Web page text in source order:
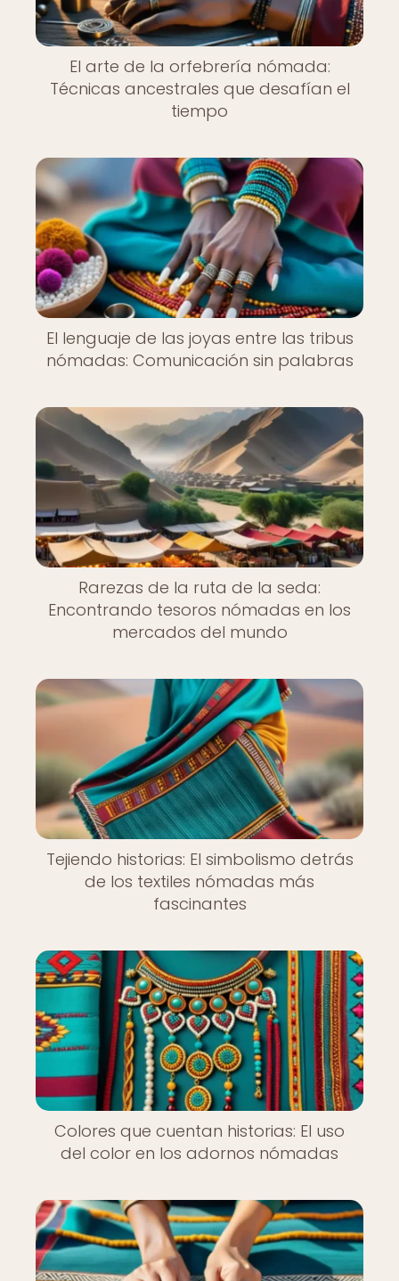
El arte de la orfebrería nómada:
Técnicas ancestrales que desafían el
tiempo
El lenguaje de las joyas entre las tribus
nómadas: Comunicación sin palabras
Rarezas de la ruta de la seda:
Encontrando tesoros nómadas en los
mercados del mundo
Tejiendo historias: El simbolismo detrás
de los textiles nómadas más
fascinantes
Colores que cuentan historias: El uso
del color en los adornos nómadas